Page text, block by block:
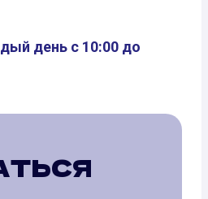
день с 10:00 до